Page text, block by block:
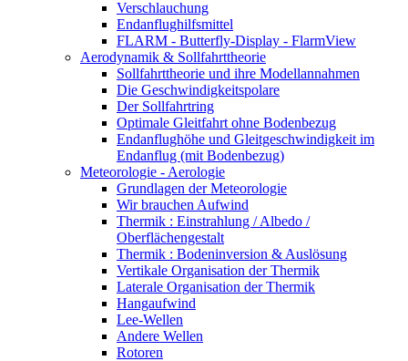
Verschlauchung
Endanflughilfsmittel
FLARM - Butterfly-Display - FlarmView
Aerodynamik & Sollfahrttheorie
Sollfahrttheorie und ihre Modellannahmen
Die Geschwindigkeitspolare
Der Sollfahrtring
Optimale Gleitfahrt ohne Bodenbezug
Endanflughöhe und Gleitgeschwindigkeit im
Endanflug (mit Bodenbezug)
Meteorologie - Aerologie
Grundlagen der Meteorologie
Wir brauchen Aufwind
Thermik : Einstrahlung / Albedo /
Oberflächengestalt
Thermik : Bodeninversion & Auslösung
Vertikale Organisation der Thermik
Laterale Organisation der Thermik
Hangaufwind
Lee-Wellen
Andere Wellen
Rotoren